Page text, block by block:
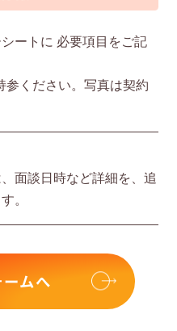
ートに 必要項⽬をご記
ください。写真は契約
⾯談⽇時など詳細を、追
。
ムへ